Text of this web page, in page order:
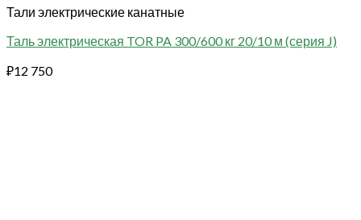
Тали электрические канатные
Таль электрическая TOR PA 300/600 кг 20/10 м (серия J)
₽12 750